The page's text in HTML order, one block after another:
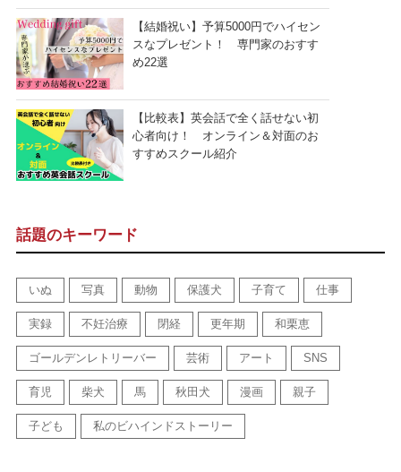
【結婚祝い】予算5000円でハイセン
スなプレゼント！ 専門家のおすす
め22選
【比較表】英会話で全く話せない初
心者向け！ オンライン＆対面のお
すすめスクール紹介
話題のキーワード
いぬ 写真 動物 保護犬 子育て 仕事
実録 不妊治療 閉経 更年期 和栗恵
ゴールデンレトリーバー 芸術 アート SNS
育児 柴犬 馬 秋田犬 漫画 親子
子ども 私のビハインドストーリー